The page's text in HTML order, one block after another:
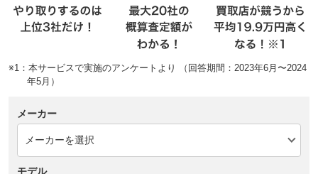
※1：本サービスで実施のアンケートより （回答期間：2023年6月〜2024
年5月）
メーカー
モデル